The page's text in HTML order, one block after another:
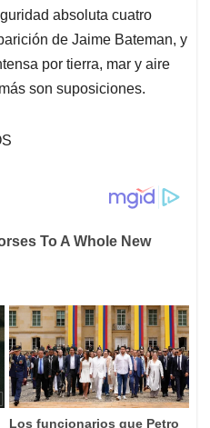
absoluta cuatro
de Jaime Bateman, y
por tierra, mar y aire
son suposiciones.